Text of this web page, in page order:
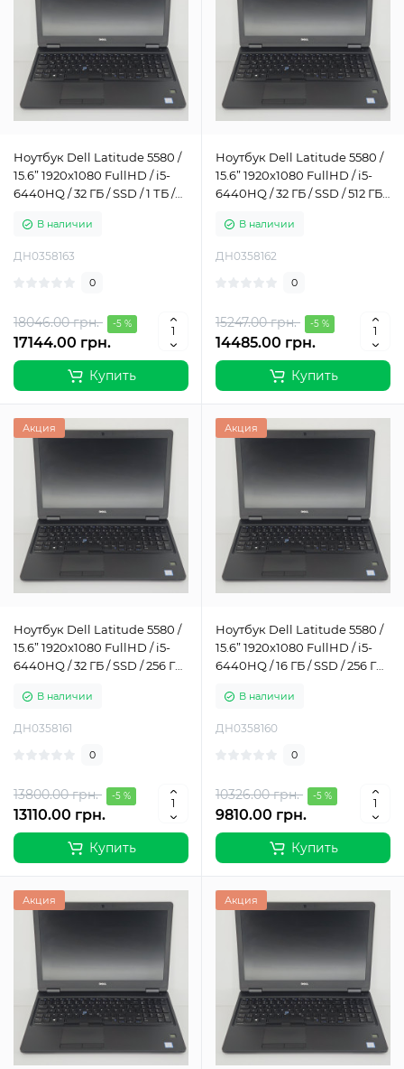
Ноутбук Dell Latitude 5580 /
15.6” 1920x1080 FullHD / i5-
6440HQ / 32 ГБ / SSD / 1 ТБ /
В наличии
ДН0358163
0
18046.00 грн. -5 %
17144.00 грн.
Купить
Ноутбук Dell Latitude 5580 /
15.6” 1920x1080 FullHD / i5-
6440HQ / 32 ГБ / SSD / 512 ГБ /
В наличии
ДН0358162
0
15247.00 грн. -5 %
14485.00 грн.
Купить
Акция
Ноутбук Dell Latitude 5580 /
15.6” 1920x1080 FullHD / i5-
6440HQ / 32 ГБ / SSD / 256 ГБ
Класс Б
В наличии
ДН0358161
0
13800.00 грн. -5 %
13110.00 грн.
Купить
Акция
Ноутбук Dell Latitude 5580 /
15.6” 1920x1080 FullHD / i5-
6440HQ / 16 ГБ / SSD / 256 ГБ /
В наличии
ДН0358160
0
10326.00 грн. -5 %
9810.00 грн.
Купить
Акция Акция